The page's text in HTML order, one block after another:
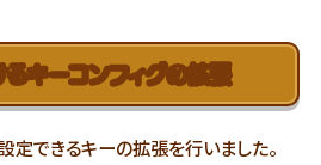
るキーコンフィグの拡張
定できるキーの拡張を行いました。